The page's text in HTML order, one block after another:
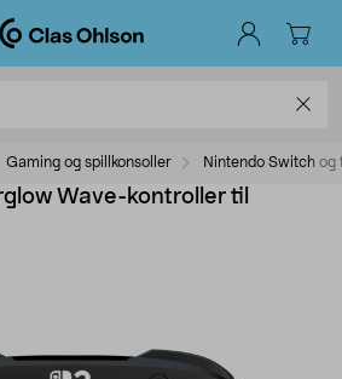
Gaming og spillkonsoller Nintendo Switch og
Wave-kontroller til